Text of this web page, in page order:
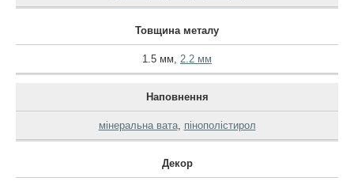
Товщина металу
1.5 мм, 2.2 мм
Наповнення
мінеральна вата, пінополістирол
Декор